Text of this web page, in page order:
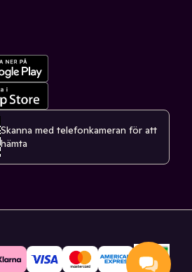
Skanna med telefonkameran för att
hämta